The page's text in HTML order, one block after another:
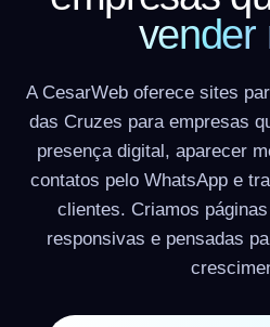
vender
A CesarWeb oferece sites
das Cruzes para empresas
presença digital, aparecer
contatos pelo WhatsApp e
clientes. Criamos
responsivas e pensadas